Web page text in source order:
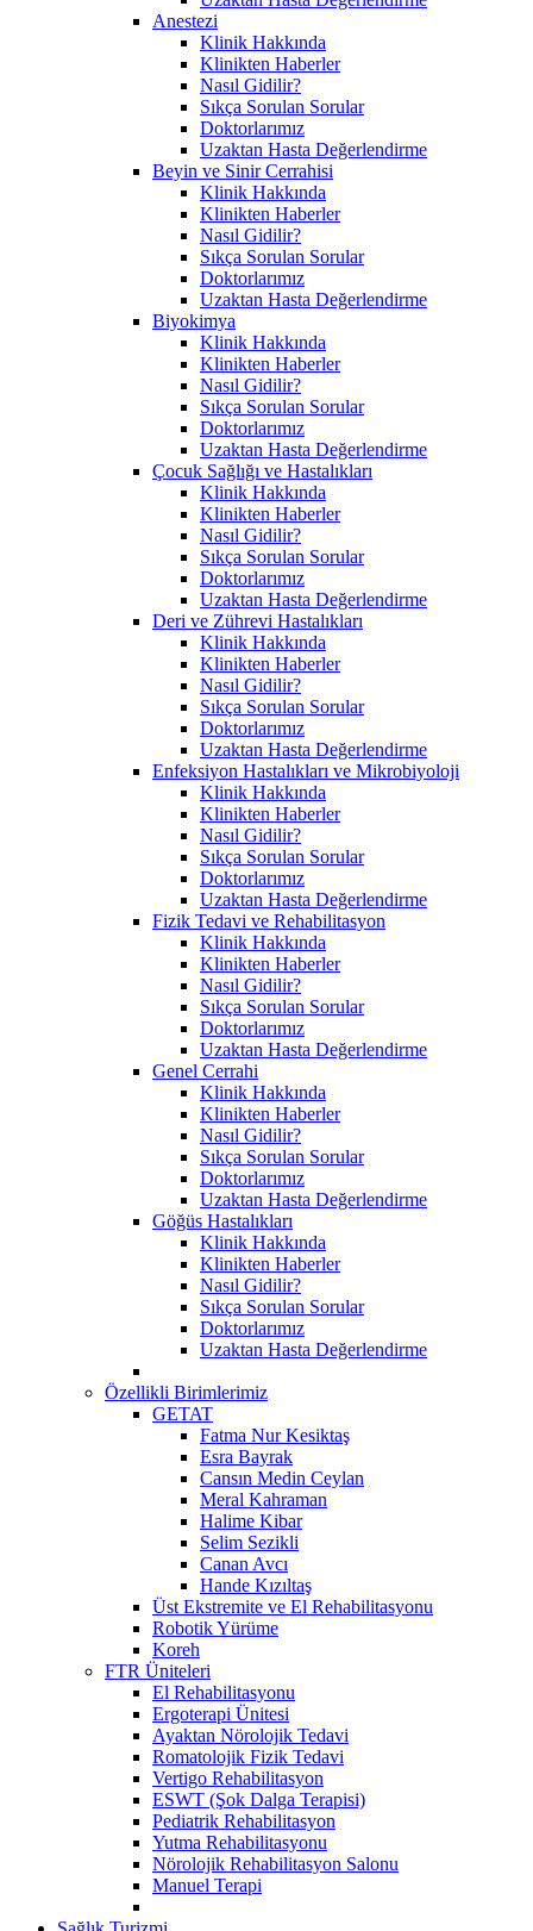
Anestezi
Klinik Hakkında
Klinikten Haberler
Nasıl Gidilir?
Sıkça Sorulan Sorular
Doktorlarımız
Uzaktan Hasta Değerlendirme
Beyin ve Sinir Cerrahisi
Klinik Hakkında
Klinikten Haberler
Nasıl Gidilir?
Sıkça Sorulan Sorular
Doktorlarımız
Uzaktan Hasta Değerlendirme
Biyokimya
Klinik Hakkında
Klinikten Haberler
Nasıl Gidilir?
Sıkça Sorulan Sorular
Doktorlarımız
Uzaktan Hasta Değerlendirme
Çocuk Sağlığı ve Hastalıkları
Klinik Hakkında
Klinikten Haberler
Nasıl Gidilir?
Sıkça Sorulan Sorular
Doktorlarımız
Uzaktan Hasta Değerlendirme
Deri ve Zührevi Hastalıkları
Klinik Hakkında
Klinikten Haberler
Nasıl Gidilir?
Sıkça Sorulan Sorular
Doktorlarımız
Uzaktan Hasta Değerlendirme
Enfeksiyon Hastalıkları ve Mikrobiyoloji
Klinik Hakkında
Klinikten Haberler
Nasıl Gidilir?
Sıkça Sorulan Sorular
Doktorlarımız
Uzaktan Hasta Değerlendirme
Fizik Tedavi ve Rehabilitasyon
Klinik Hakkında
Klinikten Haberler
Nasıl Gidilir?
Sıkça Sorulan Sorular
Doktorlarımız
Uzaktan Hasta Değerlendirme
Genel Cerrahi
Klinik Hakkında
Klinikten Haberler
Nasıl Gidilir?
Sıkça Sorulan Sorular
Doktorlarımız
Uzaktan Hasta Değerlendirme
Göğüs Hastalıkları
Klinik Hakkında
Klinikten Haberler
Nasıl Gidilir?
Sıkça Sorulan Sorular
Doktorlarımız
Uzaktan Hasta Değerlendirme
Özellikli Birimlerimiz
GETAT
Fatma Nur Kesiktaş
Esra Bayrak
Cansın Medin Ceylan
Meral Kahraman
Halime Kibar
Selim Sezikli
Canan Avcı
Hande Kızıltaş
Üst Ekstremite ve El Rehabilitasyonu
Robotik Yürüme
Koreh
FTR Üniteleri
El Rehabilitasyonu
Ergoterapi Ünitesi
Ayaktan Nörolojik Tedavi
Romatolojik Fizik Tedavi
Vertigo Rehabilitasyon
ESWT (Şok Dalga Terapisi)
Pediatrik Rehabilitasyon
Yutma Rehabilitasyonu
Nörolojik Rehabilitasyon Salonu
Manuel Terapi